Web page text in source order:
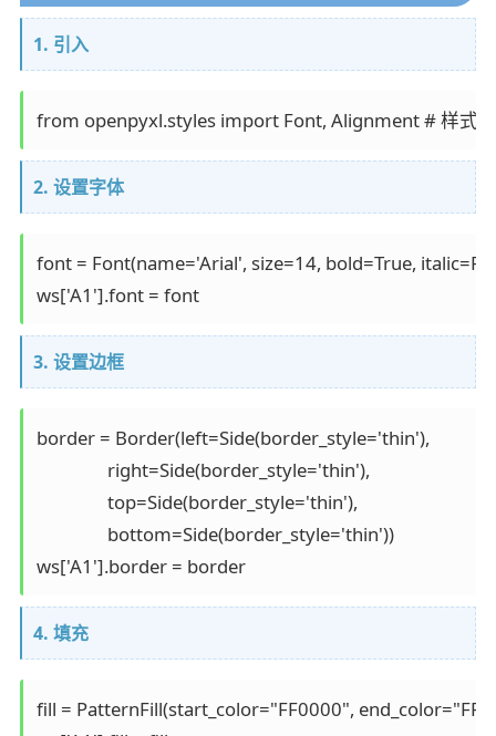
1. 引入
2. 设置字体
font = Font(name='Arial', size=14, bold=True,
ws['A1'].font = font
3. 设置边框
border = Border(left=Side(border_style='thin'),
                right=Side(border_style='thin'),
                top=Side(border_style='thin'),
                bottom=Side(border_style='thin'))
ws['A1'].border = border
4. 填充
fill = PatternFill(start_color="FF0000",